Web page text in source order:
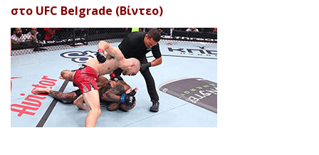
στο UFC Belgrade (Βίντεο)